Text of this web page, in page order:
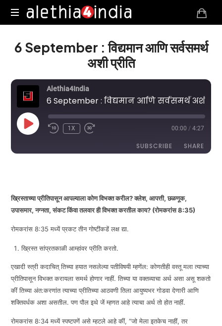
Alethia4India
6 September : विद्यमान आणि सर्वसमर्थ
अशी प्रीति
Alethia4India
PLAY
EPISODE 1X 00:00 / 4:27
SUBSCRIBE SHARE
LINK
EMBED
ख्रिस्ताच्या प्रीतिपासून आपल्याला कोण विभक्त करील? क्लेश, आपत्ती, छळणूक,
उपासमार, नग्नता, संकट किंवा तलवार ही विभक्त करतील काय? (रोमकरांस 8:35)
रोमकरांस 8:35 मध्यें प्रकट तीन गोष्टींकडें लक्ष द्या.
ख्रिस्त सांप्रतकाळी आम्हांवर प्रीति करतो.
एखादी स्त्री कदाचित् तिच्या हयात नसलेल्या पतीविषयी म्हणेंल: कोणतीही वस्तू मला त्याच्या
प्रीतिपासून विभक्त करायला समर्थ होणार नाहीं. तिच्या या वक्तव्याचा अर्थ असा असू शकतो
कीं तिच्या अंत:करणांत त्याच्या प्रीतिच्या आठवणी तिला आयुष्यभर गोडवा देणारी आणि
शक्तिवर्धक अशा असतील. पण पौल इथे जें म्हणत आहे त्याचा अर्थ तो होत नाहीं.
रोमकरांस 8:34 मध्यें स्पष्टपणें असे म्हटले आहे कीं, “जो मेला इतकेच नाहीं, तर